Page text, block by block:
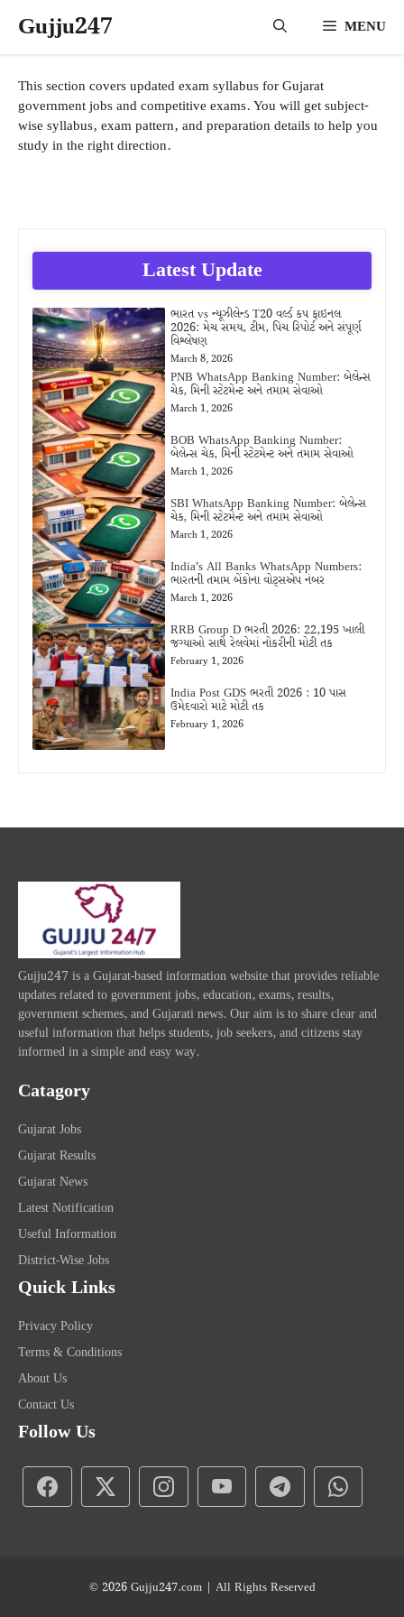
Gujju247 MENU
This section covers updated exam syllabus for Gujarat
government jobs and competitive exams. You will get subject-
wise syllabus, exam pattern, and preparation details to help you
study in the right direction.
Latest Update
ભારત vs ન્યૂઝીલેન્ડ T20 વર્લ્ડ કપ ફાઇનલ
2026: મેચ સમય, ટીમ, પિચ રિપોર્ટ અને સંપૂર્ણ
વિશ્લેષણ
March 8, 2026
PNB WhatsApp Banking Number: બેલેન્સ
ચેક, મિની સ્ટેટમેન્ટ અને તમામ સેવાઓ
March 1, 2026
BOB WhatsApp Banking Number:
બેલેન્સ ચેક, મિની સ્ટેટમેન્ટ અને તમામ સેવાઓ
March 1, 2026
SBI WhatsApp Banking Number: બેલેન્સ
ચેક, મિની સ્ટેટમેન્ટ અને તમામ સેવાઓ
March 1, 2026
India’s All Banks WhatsApp Numbers:
ભારતની તમામ બેંકોના વોટ્સએપ નંબર
March 1, 2026
RRB Group D ભરતી 2026: 22,195 ખાલી
જગ્યાઓ સાથે રેલવેમાં નોકરીની મોટી તક
February 1, 2026
India Post GDS ભરતી 2026 : 10 પાસ
ઉમેદવારો માટે મોટી તક
February 1, 2026
Gujju247 is a Gujarat-based information website that provides reliable
updates related to government jobs, education, exams, results,
government schemes, and Gujarati news. Our aim is to share clear and
useful information that helps students, job seekers, and citizens stay
informed in a simple and easy way.
Catagory
Gujarat Jobs
Gujarat Results
Gujarat News
Latest Notification
Useful Information
District-Wise Jobs
Quick Links
Privacy Policy
Terms & Conditions
About Us
Contact Us
Follow Us
© 2026 Gujju247.com| All Rights Reserved